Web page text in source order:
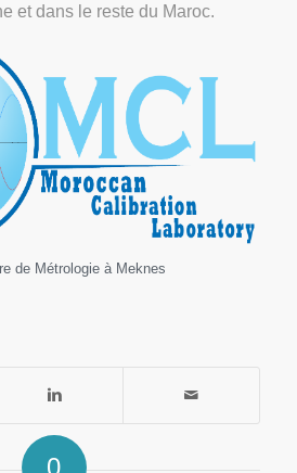
et dans le reste du Maroc.
de Métrologie à Meknes
0